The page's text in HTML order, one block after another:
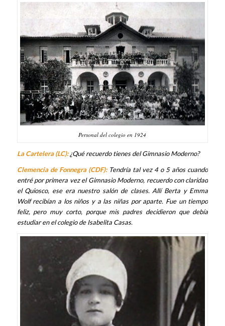
Personal del colegio en 1924
La Cartelera (LC):¿Qué recuerdo tienes del Gimnasio Moderno?
Clemencia de Fonnegra (CDF):Tendría tal vez 4 o 5 años cuando
entré por primera vez el Gimnasio Moderno, recuerdo con claridad
el Quiosco, ese era nuestro salón de clases. Allí Berta y Emma
Wolf recibían a los niños y a las niñas por aparte. Fue un tiempo
feliz, pero muy corto, porque mis padres decidieron que debía
estudiar en el colegio de Isabelita Casas.